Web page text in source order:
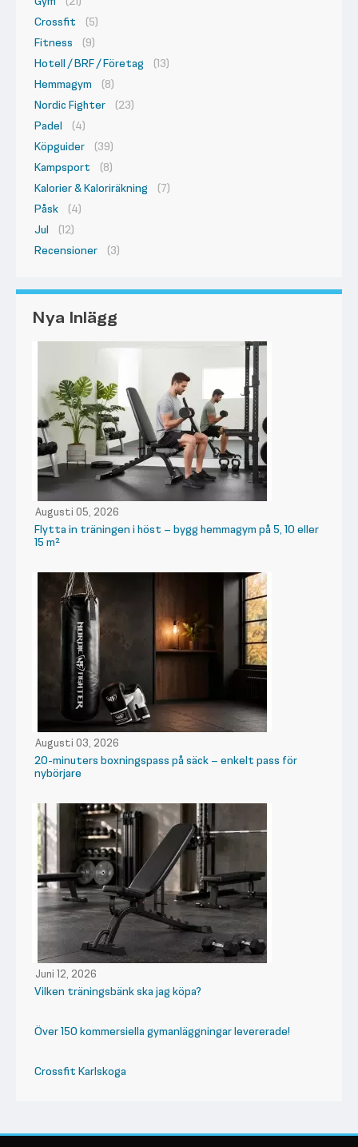
Crossfit
(5)
Fitness
(9)
Hotell / BRF / Företag
(13)
Hemmagym
(8)
Nordic Fighter
(23)
Padel
(4)
Köpguider
(39)
Kampsport
(8)
Kalorier & Kaloriräkning
(7)
Påsk
(4)
Jul
(12)
Recensioner
(3)
Nya Inlägg
Augusti 05, 2026
Flytta in träningen i höst – bygg hemmagym på 5, 10 eller
15 m²
Augusti 03, 2026
20-minuters boxningspass på säck – enkelt pass för
nybörjare
Juni 12, 2026
Vilken träningsbänk ska jag köpa?
Över 150 kommersiella gymanläggningar levererade!
Crossfit Karlskoga